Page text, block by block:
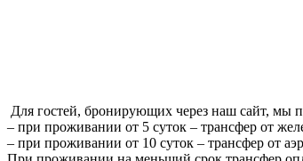
Для гостей, бронирующих через наш сайт, мы
– при проживании от 5 суток – трансфер от
– при проживании от 10 суток – трансфер от